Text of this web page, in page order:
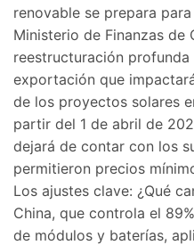
renovable se prepara
Ministerio de Finanzas de
reestructuración
exportación que
de los proyectos solares
partir del 1 de abril de
dejará de contar con los
permitieron precios
Los ajustes clave: ¿Qué
China, que controla el
de módulos y baterías,